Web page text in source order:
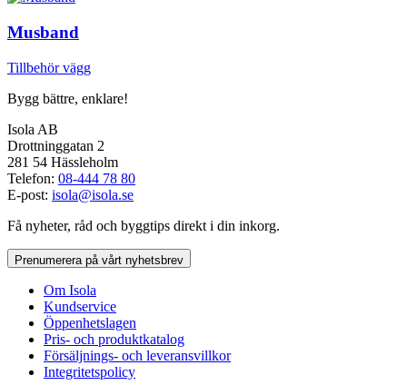
Musband
Tillbehör vägg
Bygg bättre, enklare!
Isola AB
Drottninggatan 2
281 54 Hässleholm
Telefon: 08-444 78 80
E-post: isola@isola.se
Få nyheter, råd och byggtips direkt i din inkorg.
Prenumerera på vårt nyhetsbrev
Om Isola
Kundservice
Öppenhetslagen
Pris- och produktkatalog
Försäljnings- och leveransvillkor
Integritetspolicy